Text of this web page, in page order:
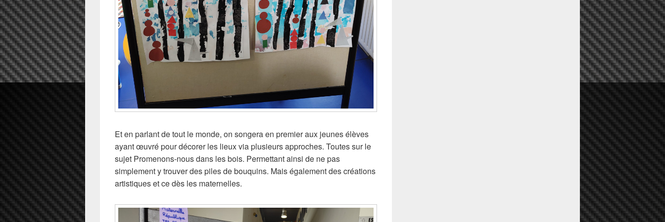
Et en parlant de tout le monde, on songera en premier aux jeunes élèves
ayant œuvré pour décorer les lieux via plusieurs approches. Toutes sur le
sujet Promenons-nous dans les bois. Permettant ainsi de ne pas
simplement y trouver des piles de bouquins. Mais également des créations
artistiques et ce dès les maternelles.